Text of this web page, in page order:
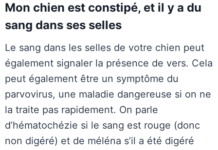
Mon chien est constipé, et il y a du
sang dans ses selles
Le sang dans les selles de votre chien peut
également signaler la présence de vers. Cela
peut également être un symptôme du
parvovirus, une maladie dangereuse si on ne
la traite pas rapidement. On parle
d’hématochézie si le sang est rouge (donc
non digéré) et de méléna s’il a été digéré